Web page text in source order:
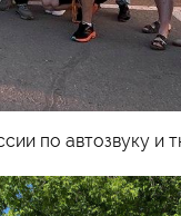
по автозвуку и